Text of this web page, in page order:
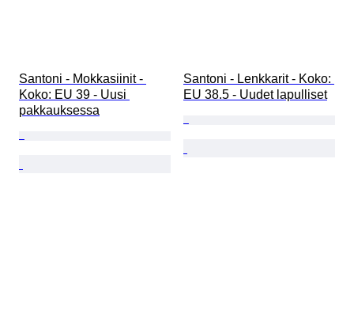
Santoni - Mokkasiinit -
Koko: EU 39 - Uusi
pakkauksessa
Santoni - Lenkkarit - Koko:
EU 38.5 - Uudet lapulliset